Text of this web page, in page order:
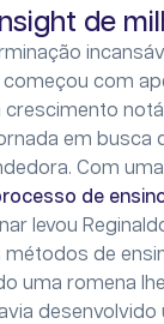
de
começou com
em
Com
de
levou
de
uma romena